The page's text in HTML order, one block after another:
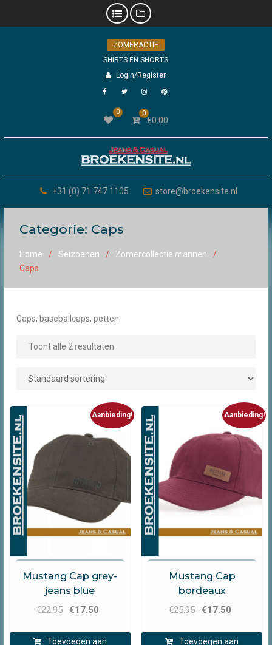
ZOMERACTIE
SHIRTS EN SHORTS
Login/Register
0 0
€0.00
+31 (0) 71 747 1105 store@broekensite.nl
Categorie: Caps
Home Seizoenen
Zomercollectie mannen
Caps
Caps, baseballcaps, petten
Toont alle 2 resultaten
Aanbieding!
Mustang
Mustang Cap grey-
jeans blue
€22.95
Oorspronkelijke
was:
€17.50
is:
Toevoegen aan
Aanbieding!
Mustang
Mustang Cap
bordeaux
€25.95
Oorspronkelijke
was:
€17.50
is:
Toevoegen aan